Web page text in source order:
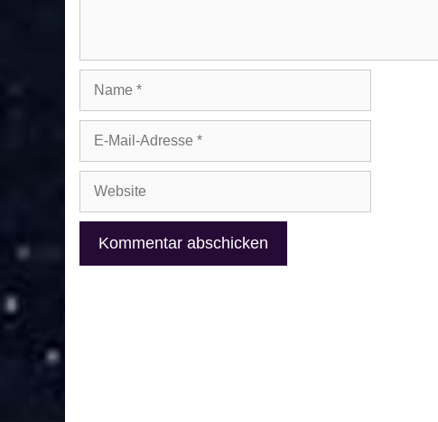
Adresse